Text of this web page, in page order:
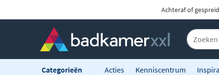
Achteraf of
Categorieën Acties Kenniscentrum